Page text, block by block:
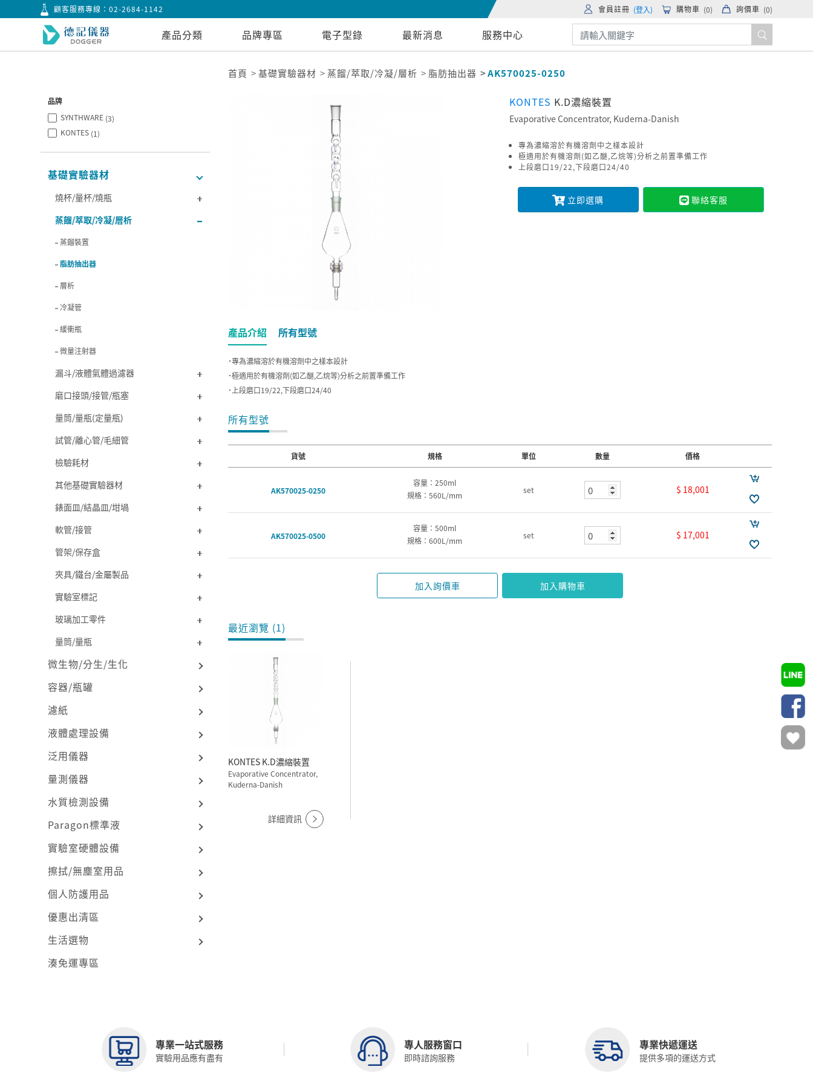
顧客服務專線：02-2684-1142 會員註冊 (登入) 購物車 (0) 詢價車 (0)
產品分類 品牌專區 電子型錄 最新消息 服務中心
首頁 基礎實驗器材 蒸餾/萃取/冷凝/層析 脂肪抽出器 AK570025-0250
品牌
SYNTHWARE (3)
KONTES (1)
基礎實驗器材
燒杯/量杯/燒瓶
蒸餾/萃取/冷凝/層析
蒸餾裝置
脂肪抽出器
層析
冷凝管
緩衝瓶
微量注射器
漏斗/液體氣體過濾器
磨口接頭/接管/瓶塞
量筒/量瓶(定量瓶)
試管/離心管/毛細管
檢驗耗材
其他基礎實驗器材
錶面皿/結晶皿/坩堝
軟管/接管
管架/保存盒
夾具/鐵台/金屬製品
實驗室標記
玻璃加工零件
量筒/量瓶
微生物/分生/生化
容器/瓶罐
濾紙
液體處理設備
泛用儀器
量測儀器
水質檢測設備
Paragon標準液
實驗室硬體設備
擦拭/無塵室用品
個人防護用品
優惠出清區
生活選物
湊免運專區
KONTES K.D濃縮裝置
Evaporative Concentrator, Kuderna-Danish
專為濃縮溶於有機溶劑中之樣本設計
極適用於有機溶劑(如乙醚,乙烷等)分析之前置準備工作
上段磨口19/22,下段磨口24/40
立即選購 聯絡客服
產品介紹 所有型號
˙專為濃縮溶於有機溶劑中之樣本設計
˙極適用於有機溶劑(如乙醚,乙烷等)分析之前置準備工作
˙上段磨口19/22,下段磨口24/40
所有型號
貨號 規格 單位 數量 價格
AK570025-0250
容量：250ml
規格：560L/mm
set $ 18,001
AK570025-0500
容量：500ml
規格：600L/mm
set $ 17,001
加入詢價車 加入購物車
最近瀏覽 (1)
KONTES K.D濃縮裝置
Evaporative Concentrator,
Kuderna-Danish
詳細資訊
專業一站式服務
實驗用品應有盡有
專人服務窗口
即時諮詢服務
專業快遞運送
提供多項的運送方式